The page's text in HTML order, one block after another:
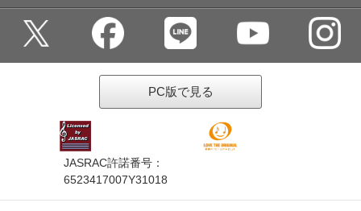
PC版で見る
JASRAC許諾番号：
6523417007Y31018